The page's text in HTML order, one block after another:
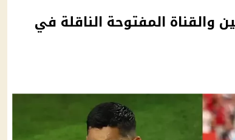
والقناة المفتوحة الناقلة في